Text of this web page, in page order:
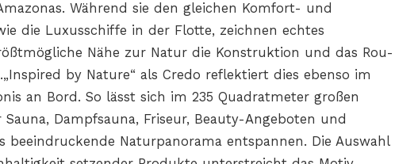
Während sie den gleichen Komfort- und
die Luxusschiffe in der Flotte, zeichnen echtes
Nähe zur Natur die Konstruktion und das Rou-
by Nature“ als Credo reflektiert dies ebenso im
an Bord. So lässt sich im 235 Quadratmeter großen
Sauna, Dampfsauna, Friseur, Beauty-Angeboten und
beeindruckende Naturpanorama entspannen. Die Auswahl